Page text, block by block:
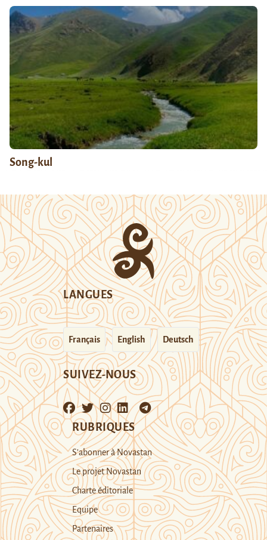
Song-kul
LANGUES
Français English Deutsch
SUIVEZ-NOUS
RUBRIQUES
S’abonner à Novastan
Le projet Novastan
Charte éditoriale
Equipe
Partenaires